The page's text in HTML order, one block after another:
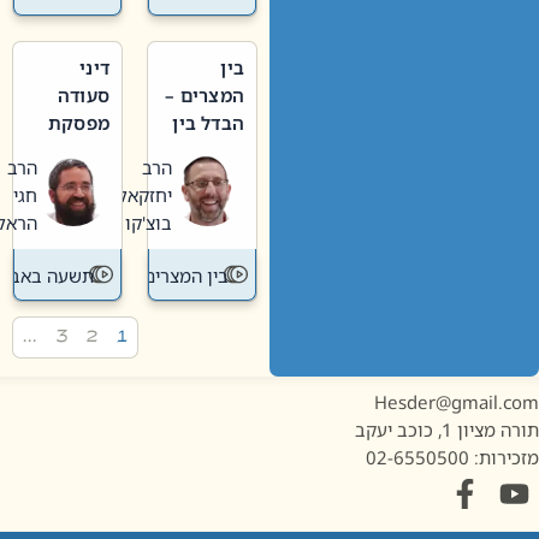
בין
המצרים –
הבדל בין
חדשה
לישנה
הרב
יחזקאל
בוצ'קו
בין המצרים
דיני
סעודה
מפסקת
תשעה
באב
הרב
חגי
הראל
תשעה באב
1, כוכב יעקב
02-6550500